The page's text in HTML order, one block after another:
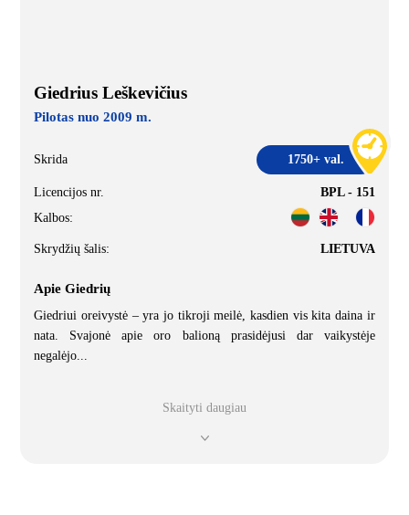
Giedrius Leškevičius
Pilotas nuo 2009 m.
Skrida 1750+ val.
Licencijos nr.
BPL - 151
Kalbos:
Skrydžių šalis: LIETUVA
Apie Giedrių
Giedriui oreivystė – yra jo tikroji meilė, kasdien vis kita daina ir
nata. Svajonė apie oro balioną prasidėjusi dar vaikystėje
negalėjo...
Skaityti daugiau